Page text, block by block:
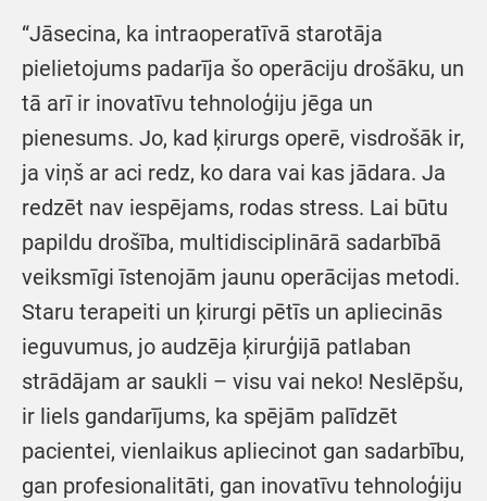
“Jāsecina, ka intraoperatīvā starotāja
pielietojums padarīja šo operāciju drošāku, un
tā arī ir inovatīvu tehnoloģiju jēga un
pienesums. Jo, kad ķirurgs operē, visdrošāk ir,
ja viņš ar aci redz, ko dara vai kas jādara. Ja
redzēt nav iespējams, rodas stress. Lai būtu
papildu drošība, multidisciplinārā sadarbībā
veiksmīgi īstenojām jaunu operācijas metodi.
Staru terapeiti un ķirurgi pētīs un apliecinās
ieguvumus, jo audzēja ķirurģijā patlaban
strādājam ar saukli – visu vai neko! Neslēpšu,
ir liels gandarījums, ka spējām palīdzēt
pacientei, vienlaikus apliecinot gan sadarbību,
gan profesionalitāti, gan inovatīvu tehnoloģiju